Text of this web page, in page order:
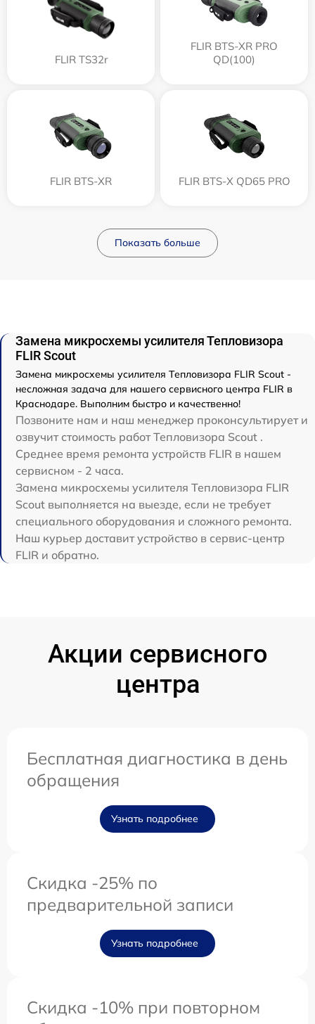
FLIR TS32r
FLIR BTS-XR PRO
QD(100)
FLIR BTS-XR FLIR BTS-X QD65 PRO
Показать больше
Замена микросхемы усилителя Тепловизора
FLIR Scout
Замена микросхемы усилителя Тепловизора FLIR Scout -
несложная задача для нашего сервисного центра FLIR в
Краснодаре. Выполним быстро и качественно!
Позвоните нам и наш менеджер проконсультирует и
озвучит стоимость работ Тепловизора Scout .
Среднее время ремонта устройств FLIR в нашем
сервисном - 2 часа.
Замена микросхемы усилителя Тепловизора FLIR
Scout выполняется на выезде, если не требует
специального оборудования и сложного ремонта.
Наш курьер доставит устройство в сервис-центр
FLIR и обратно.
Акции сервисного
центра
Бесплатная диагностика в день
обращения
Узнать подробнее
Скидка -25% по
предварительной записи
Узнать подробнее
Скидка -10% при повторном